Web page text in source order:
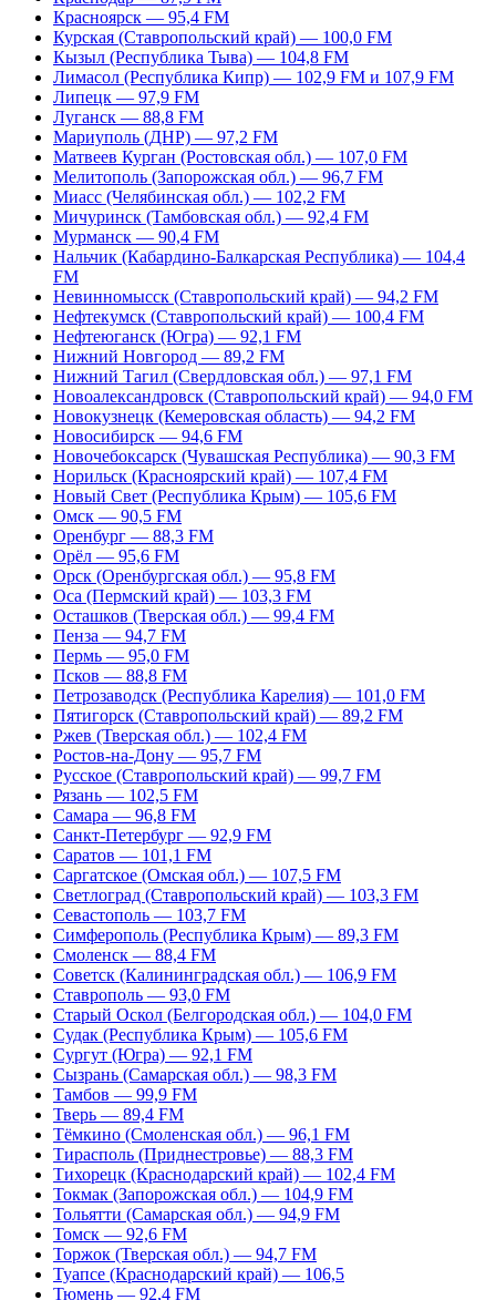
Красноярск — 95,4 FM
Курская (Ставропольский край) — 100,0 FM
Кызыл (Республика Тыва) — 104,8 FM
Лимасол (Республика Кипр) — 102,9 FM и 107,9 FM
Липецк — 97,9 FM
Луганск — 88,8 FM
Мариуполь (ДНР) — 97,2 FM
Матвеев Курган (Ростовская обл.) — 107,0 FM
Мелитополь (Запорожская обл.) — 96,7 FM
Миасс (Челябинская обл.) — 102,2 FM
Мичуринск (Тамбовская обл.) — 92,4 FM
Мурманск — 90,4 FM
Нальчик (Кабардино-Балкарская Республика) — 104,4
FM
Невинномысск (Ставропольский край) — 94,2 FM
Нефтекумск (Ставропольский край) — 100,4 FM
Нефтеюганск (Югра) — 92,1 FM
Нижний Новгород — 89,2 FM
Нижний Тагил (Свердловская обл.) — 97,1 FM
Новоалександровск (Ставропольский край) — 94,0 FM
Новокузнецк (Кемеровская область) — 94,2 FM
Новосибирск — 94,6 FM
Новочебоксарск (Чувашская Республика) — 90,3 FM
Норильск (Красноярский край) — 107,4 FM
Новый Свет (Республика Крым) — 105,6 FM
Омск — 90,5 FM
Оренбург — 88,3 FM
Орёл — 95,6 FM
Орск (Оренбургская обл.) — 95,8 FM
Оса (Пермский край) — 103,3 FM
Осташков (Тверская обл.) — 99,4 FM
Пенза — 94,7 FM
Пермь — 95,0 FM
Псков — 88,8 FM
Петрозаводск (Республика Карелия) — 101,0 FM
Пятигорск (Ставропольский край) — 89,2 FM
Ржев (Тверская обл.) — 102,4 FM
Ростов-на-Дону — 95,7 FM
Русское (Ставропольский край) — 99,7 FM
Рязань — 102,5 FM
Самара — 96,8 FM
Санкт-Петербург — 92,9 FM
Саратов — 101,1 FM
Саргатское (Омская обл.) — 107,5 FM
Светлоград (Ставропольский край) — 103,3 FM
Севастополь — 103,7 FM
Симферополь (Республика Крым) — 89,3 FM
Смоленск — 88,4 FM
Советск (Калининградская обл.) — 106,9 FM
Ставрополь — 93,0 FM
Старый Оскол (Белгородская обл.) — 104,0 FM
Судак (Республика Крым) — 105,6 FM
Сургут (Югра) — 92,1 FM
Сызрань (Самарская обл.) — 98,3 FM
Тамбов — 99,9 FM
Тверь — 89,4 FM
Тёмкино (Смоленская обл.) — 96,1 FM
Тирасполь (Приднестровье) — 88,3 FM
Тихорецк (Краснодарский край) — 102,4 FM
Токмак (Запорожская обл.) — 104,9 FM
Тольятти (Самарская обл.) — 94,9 FM
Томск — 92,6 FM
Торжок (Тверская обл.) — 94,7 FM
Туапсе (Краснодарский край) — 106,5
Тюмень — 92,4 FM